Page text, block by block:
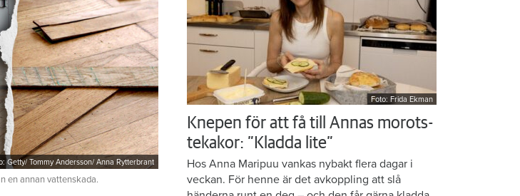
Getty/ Tommy Andersson/ Anna Rytterbrant
en annan vattenskada.
Foto: Frida Ekman
Knepen för att få till Annas morots-
tekakor: ”Kladda lite”
Hos Anna Maripuu vankas nybakt flera dagar i
veckan. För henne är det avkoppling att slå